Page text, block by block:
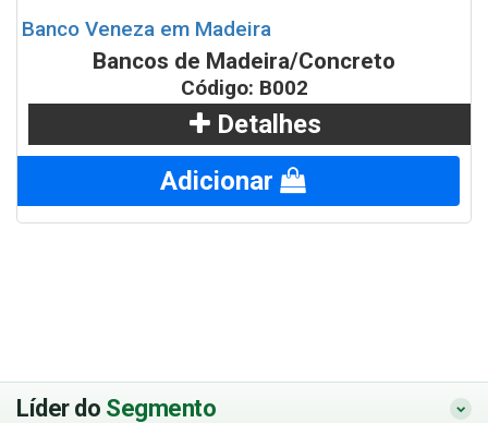
Banco Veneza em Madeira
Bancos de Madeira/Concreto
Código: B002
Detalhes
Adicionar
Líder do Segmento